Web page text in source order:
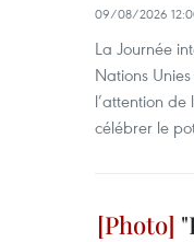
09/08/2026
La Journée
Nations
l’attention
célébrer le